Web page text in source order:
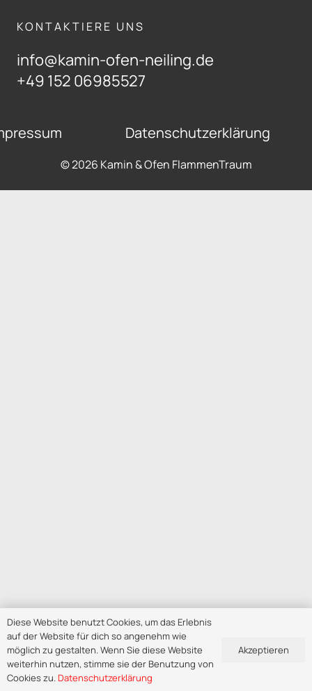
KONTAKTIERE UNS
info@kamin-ofen-neiling.de
+49 152 06985527
Datenschutzerklärung
© 2026 Kamin & Ofen FlammenTraum
Diese Website benutzt Cookies, um das Erlebnis
auf der Website für dich so angenehm wie
möglich zu gestalten. Wenn Sie diese Website
weiterhin nutzen, stimme sie der Benutzung von
Cookies zu. Datenschutzerklärung
Akzeptieren